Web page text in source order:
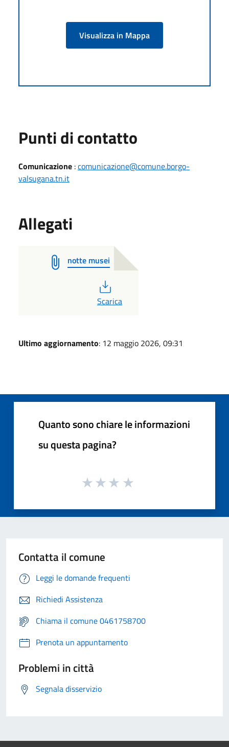
Visualizza in Mappa
Punti di contatto
Comunicazione :comunicazione@comune.borgo-
valsugana.tn.it
Allegati
notte musei
PDF
Scarica
Ultimo aggiornamento: 12 maggio 2026, 09:31
Quanto sono chiare le informazioni
su questa pagina?
Contatta il comune
Leggi le domande frequenti
Richiedi Assistenza
Chiama il comune 0461758700
Prenota un appuntamento
Problemi in città
Segnala disservizio